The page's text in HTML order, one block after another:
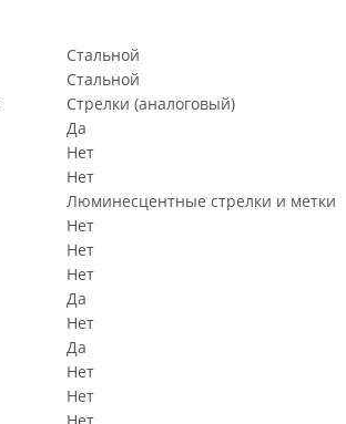
Стальной
Стальной
Стрелки (аналоговый)
Да
Нет
Нет
Люминесцентные стрелки и метки
Нет
Нет
Нет
Да
Нет
Да
Нет
Нет